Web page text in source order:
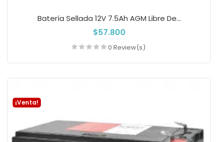
Batería Sellada 12V 7.5Ah AGM Libre De...
$57.800
0 Review(s)
¡Venta!